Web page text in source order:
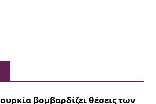
βομβαρδίζει θέσεις των